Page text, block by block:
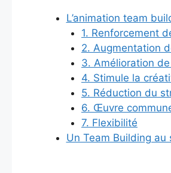
L’animation team
1. Renforcement
2. Augmentation
3. Amélioration
4. Stimule la
5. Réduction du
6. Œuvre
7. Flexibilité
Un Team Building au